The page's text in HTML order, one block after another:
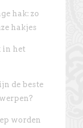
hak: zo
hakjes
in het
de beste
worden